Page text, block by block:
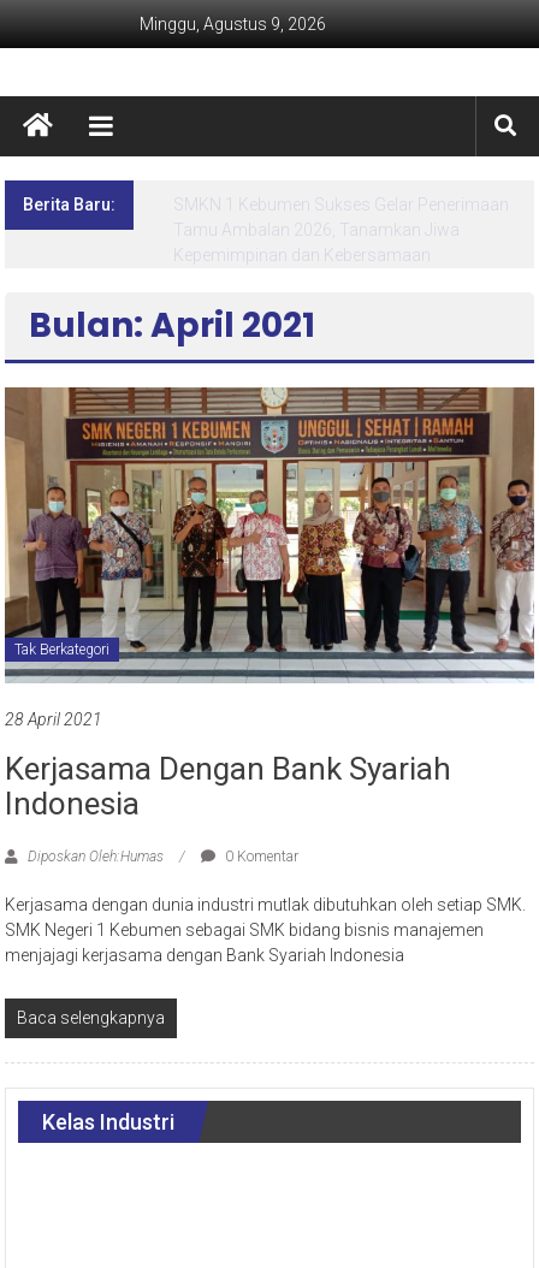
Minggu, Agustus 9, 2026
Berita Baru:
Lima Hari Penuh Inspirasi! MPLS Ramah SMK
Negeri 1 Kebumen Siapkan Generasi Berdaya
dan Berprestasi
Bulan: April 2021
Tak Berkategori
28 April 2021
Kerjasama Dengan Bank Syariah
Indonesia
Diposkan Oleh:Humas 0 Komentar
Kerjasama dengan dunia industri mutlak dibutuhkan oleh setiap SMK.
SMK Negeri 1 Kebumen sebagai SMK bidang bisnis manajemen
menjajagi kerjasama dengan Bank Syariah Indonesia
Baca selengkapnya
Kelas Industri